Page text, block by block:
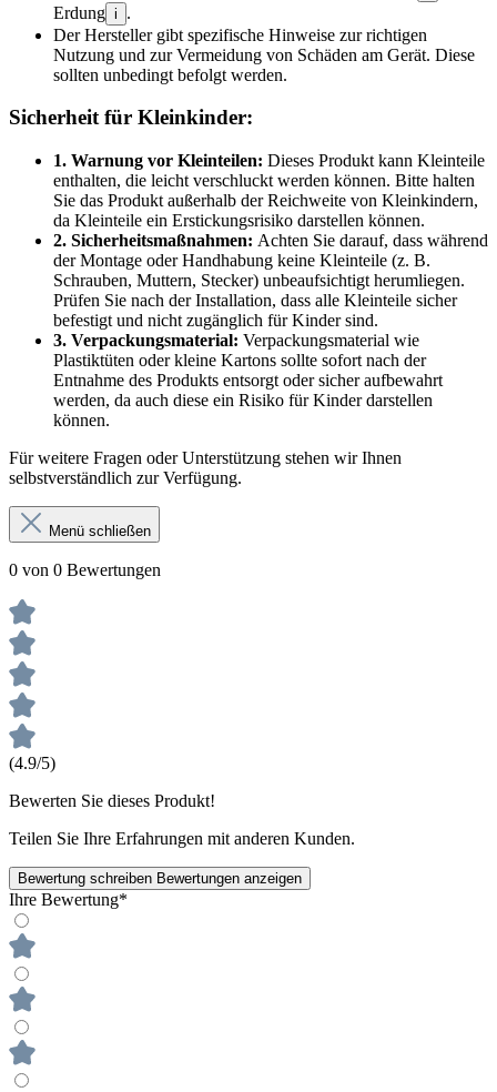
Erdung i
.
Der Hersteller gibt spezifische Hinweise zur richtigen
Nutzung und zur Vermeidung von Schäden am Gerät. Diese
sollten unbedingt befolgt werden.
Sicherheit für Kleinkinder:
1. Warnung vor Kleinteilen: Dieses Produkt kann Kleinteile
enthalten, die leicht verschluckt werden können. Bitte halten
Sie das Produkt außerhalb der Reichweite von Kleinkindern,
da Kleinteile ein Erstickungsrisiko darstellen können.
2. Sicherheitsmaßnahmen: Achten Sie darauf, dass während
der Montage oder Handhabung keine Kleinteile (z. B.
Schrauben, Muttern, Stecker) unbeaufsichtigt herumliegen.
Prüfen Sie nach der Installation, dass alle Kleinteile sicher
befestigt und nicht zugänglich für Kinder sind.
3. Verpackungsmaterial: Verpackungsmaterial wie
Plastiktüten oder kleine Kartons sollte sofort nach der
Entnahme des Produkts entsorgt oder sicher aufbewahrt
werden, da auch diese ein Risiko für Kinder darstellen
können.
Für weitere Fragen oder Unterstützung stehen wir Ihnen
selbstverständlich zur Verfügung.
Menü schließen
0 von 0 Bewertungen
(4.9/5)
Bewerten Sie dieses Produkt!
Teilen Sie Ihre Erfahrungen mit anderen Kunden.
Bewertung schreiben Bewertungen anzeigen
Ihre Bewertung*